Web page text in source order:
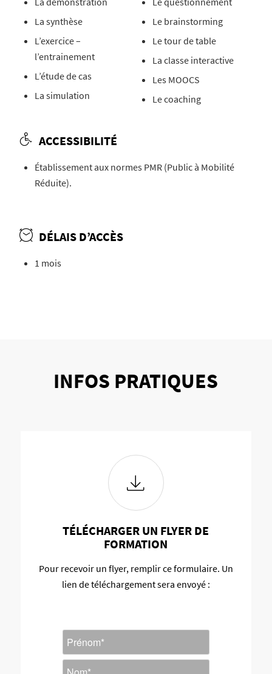
La synthèse
L’exercice –
l’entrainement
L’étude de cas
La simulation
Le brainstorming
Le tour de table
La classe interactive
Les MOOCS
Le coaching
ACCESSIBILITÉ
Établissement aux normes PMR (Public à Mobilité
Réduite).
DÉLAIS D’ACCÈS
1 mois
INFOS PRATIQUES
TÉLÉCHARGER UN FLYER DE
FORMATION
Pour recevoir un flyer, remplir ce formulaire. Un
lien de téléchargement sera envoyé :
Prénom